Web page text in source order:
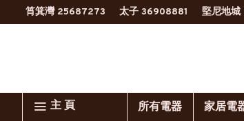
筲箕灣 25687273 太子 36908881 堅尼地
主 頁 所有電器 家居電